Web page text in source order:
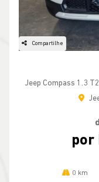
Compartilhe
Jeep Compass 1.3
por
0 km